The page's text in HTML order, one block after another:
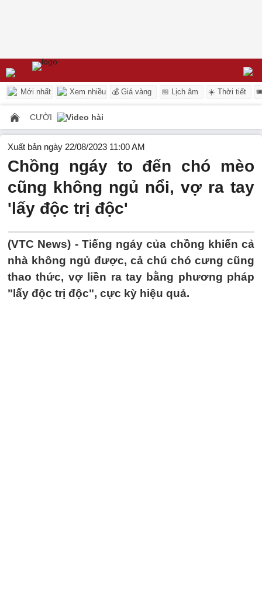
Mới nhất Xem nhiều 💰 Giá vàng 📅 Lịch âm ☀️ Thời tiết
CƯỜI Video hài
Xuất bản ngày 22/08/2023 11:00 AM
Chồng ngáy to đến chó mèo
cũng không ngủ nổi, vợ ra tay
'lấy độc trị độc'
(VTC News) - Tiếng ngáy của chồng khiến cả
nhà không ngủ được, cả chú chó cưng cũng
thao thức, vợ liền ra tay bằng phương pháp
"lấy độc trị độc", cực kỳ hiệu quả.